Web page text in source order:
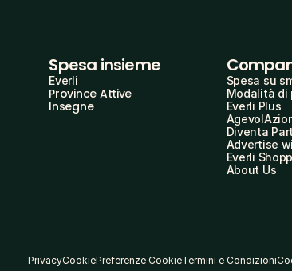
Spesa insieme
Everli
Province Attive
Insegne
Spesa su
Modalità di
Everli Plus
Diventa
Advertise
Everli
About Us
PrivacyCookiePreferenze CookieTermini e Condizioni